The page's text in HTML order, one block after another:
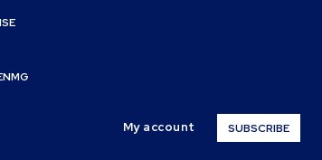
My account SUBSCRIBE